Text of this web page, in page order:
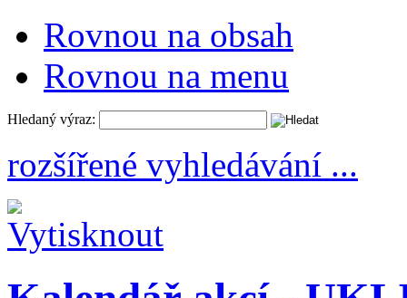
Rovnou na obsah
Rovnou na menu
Hledaný výraz:
rozšířené vyhledávání ...